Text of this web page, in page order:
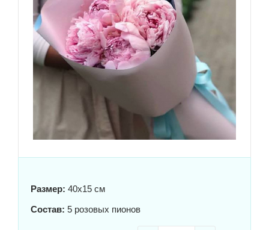
Размер: 40x15 см
Состав: 5 розовых пионов